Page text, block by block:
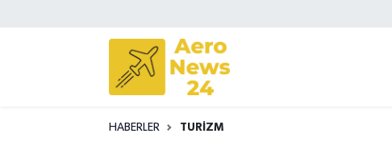
HABERLER TURIZM
Sivil Havacılık